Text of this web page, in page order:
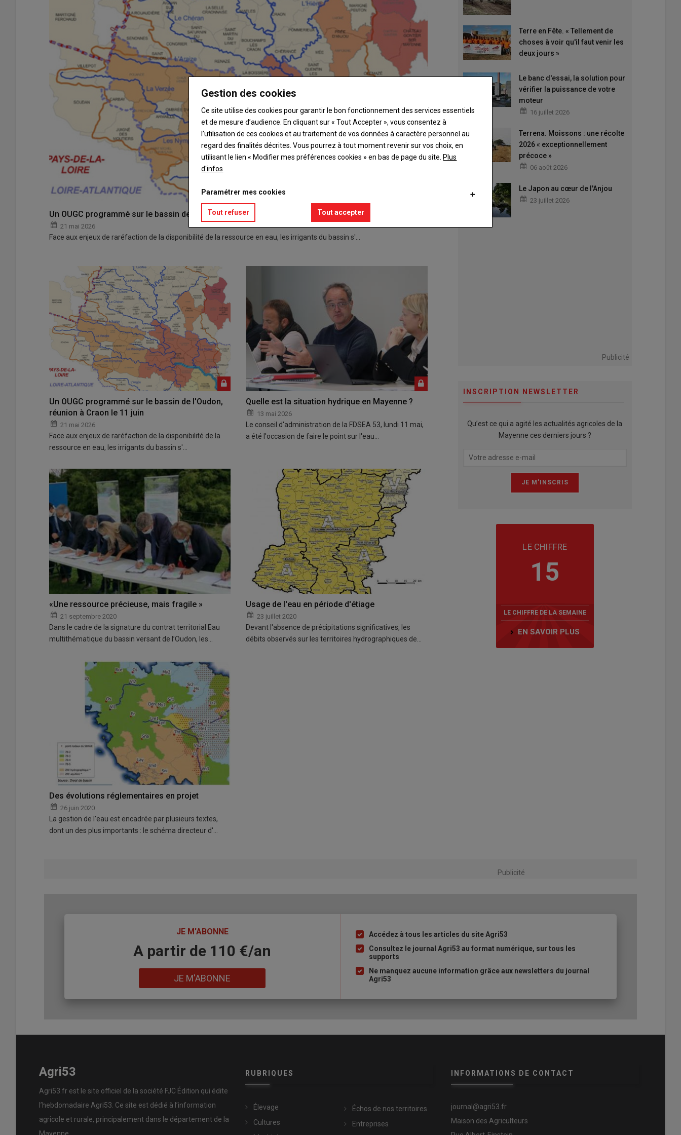
Un OUGC programmé sur le bassin de l'Oudon, réunion à Craon le 11 juin
21 mai 2026
Face aux enjeux de raréfaction de la disponibilité de la ressource en eau, les irrigants du bassin s'…
Un OUGC programmé sur le bassin de l'Oudon,
réunion à Craon le 11 juin
21 mai 2026
Face aux enjeux de raréfaction de la disponibilité de la
ressource en eau, les irrigants du bassin s'…
Quelle est la situation hydrique en Mayenne ?
13 mai 2026
Le conseil d'administration de la FDSEA 53, lundi 11 mai,
a été l'occasion de faire le point sur l'eau…
«Une ressource précieuse, mais fragile »
21 septembre 2020
Dans le cadre de la signature du contrat territorial Eau
multithématique du bassin versant de l’Oudon, les…
Usage de l'eau en période d'étiage
23 juillet 2020
Devant l'absence de précipitations significatives, les
débits observés sur les territoires hydrographiques de…
Des évolutions réglementaires en projet
26 juin 2020
La gestion de l'eau est encadrée par plusieurs textes,
dont un des plus importants : le schéma directeur d'…
Terre en Fête. « Tellement de
choses à voir qu'il faut venir les
deux jours »
Le banc d'essai, la solution pour
vérifier la puissance de votre
moteur
16 juillet 2026
Terrena. Moissons : une récolte
2026 « exceptionnellement
précoce »
06 août 2026
Le Japon au cœur de l'Anjou
23 juillet 2026
Publicité
INSCRIPTION NEWSLETTER
Qu’est ce qui a agité les actualités agricoles de la
Mayenne ces derniers jours ?
LE CHIFFRE
15
LE CHIFFRE DE LA SEMAINE
EN SAVOIR PLUS
Publicité
JE M'ABONNE
A partir de 110 €/an
JE M'ABONNE
Liste
à
puce
Accédez à tous les articles du site Agri53
Consultez le journal Agri53 au format numérique, sur tous les
supports
Ne manquez aucune information grâce aux newsletters du journal
Agri53
Agri53
Agri53.fr est le site officiel de la société FJC Édition qui édite
l’hebdomadaire Agri53. Ce site est dédié à l’information
agricole et rurale, principalement dans le département de la
RUBRIQUES
Élevage
Cultures
Échos de nos territoires
Entreprises
INFORMATIONS DE CONTACT
journal@agri53.fr
Maison des Agriculteurs
Gestion des cookies
Ce site utilise des cookies pour garantir le bon fonctionnement des services essentiels
et de mesure d’audience. En cliquant sur « Tout Accepter », vous consentez à
l’utilisation de ces cookies et au traitement de vos données à caractère personnel au
regard des finalités décrites. Vous pourrez à tout moment revenir sur vos choix, en
utilisant le lien « Modifier mes préférences cookies » en bas de page du site.Plus
d'infos
Paramétrer mes cookies
Tout refuser Tout accepter